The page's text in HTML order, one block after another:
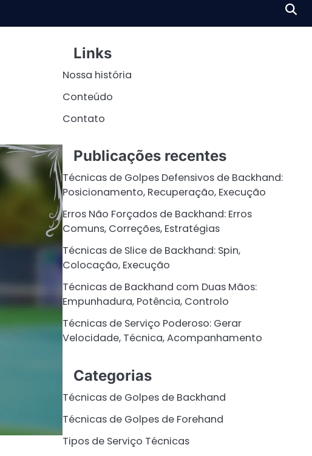
Links
Nossa história
Conteúdo
Contato
Publicações recentes
Técnicas de Golpes Defensivos de Backhand:
Posicionamento, Recuperação, Execução
Erros Não Forçados de Backhand: Erros
Comuns, Correções, Estratégias
Técnicas de Slice de Backhand: Spin,
Colocação, Execução
Técnicas de Backhand com Duas Mãos:
Empunhadura, Potência, Controlo
Técnicas de Serviço Poderoso: Gerar
Velocidade, Técnica, Acompanhamento
Categorias
Técnicas de Golpes de Backhand
Técnicas de Golpes de Forehand
Tipos de Serviço Técnicas